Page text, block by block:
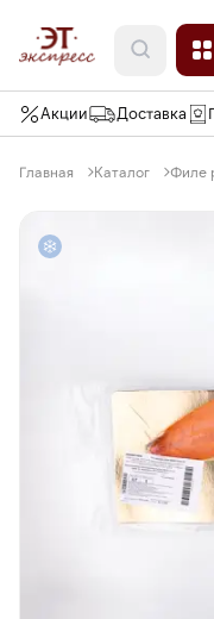
Акции Доставка
Главная Каталог Филе